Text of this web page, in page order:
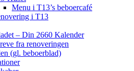
Menu i T13’s beboercafé
i T13
– Din 2660 Kalender
fra renoveringen
(gl. beboerblad)